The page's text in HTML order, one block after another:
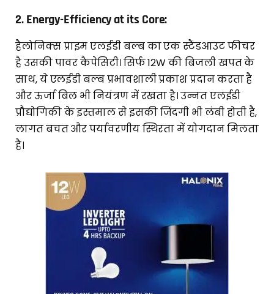
2.Energy-Efficiency at its Core:
हैलोनिक्स प्राइम एलईडी बल्ब का एक स्टैंडआउट फीचर
है उसकी पावर कैपेसिटी। सिर्फ 12W की बिजली खपत के
साथ, ये एलईडी बल्ब प्रभावशाली प्रकाश प्रदान करता है
और ऊर्जा बिल भी नियंत्रण में रखता है। उन्नत एलईडी
प्रौद्योगिकी के इस्तमाल से इसकी जिंदगी भी लंबी होती है,
लागत बचत और पर्यावरणीय स्थिरता में योगदान मिलता
है।